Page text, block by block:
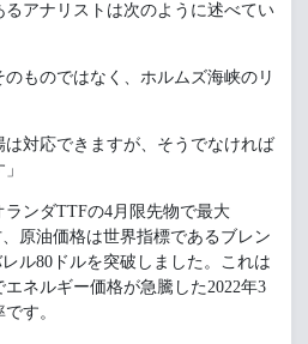
アナリストは次のように述べてい
のものではなく、ホルムズ海峡のリ
は対応できますが、そうでなければ
ンダTTFの4月限先物で最大
原油価格は世界指標であるブレン
ル80ドルを突破しました。これは
ネルギー価格が急騰した2022年3
す。